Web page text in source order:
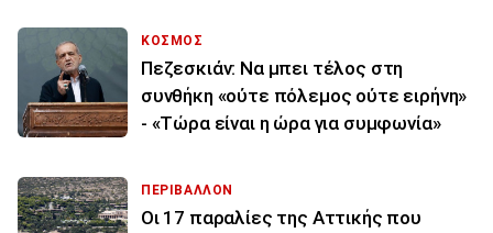
ΚΟΣΜΟΣ
Πεζεσκιάν: Να μπει τέλος στη
συνθήκη «ούτε πόλεμος ούτε ειρήνη»
- «Τώρα είναι η ώρα για συμφωνία»
ΠΕΡΙΒΑΛΛΟΝ
Οι 17 παραλίες της Αττικής που